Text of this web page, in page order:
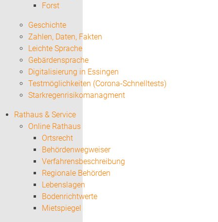
Forst
Geschichte
Zahlen, Daten, Fakten
Leichte Sprache
Gebärdensprache
Digitalisierung in Essingen
Testmöglichkeiten (Corona-Schnelltests)
Starkregenrisikomanagment
Rathaus & Service
Online Rathaus
Ortsrecht
Behördenwegweiser
Verfahrensbeschreibung
Regionale Behörden
Lebenslagen
Bodenrichtwerte
Mietspiegel